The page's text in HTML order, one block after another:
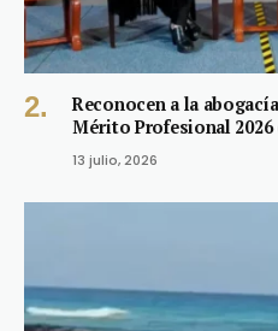
Reconocen a la
Mérito Profesional 2026
13 julio, 2026